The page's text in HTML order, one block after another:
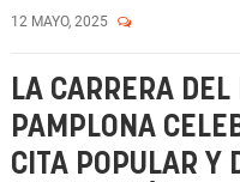
12 MAYO, 2025
LA CARRERA
PAMPLONA
CITA POPULAR Y